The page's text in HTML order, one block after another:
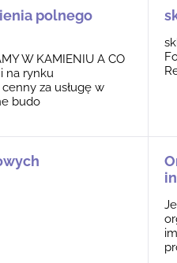
polnego
W KAMIENIU A CO
na rynku
za usługę w
budo